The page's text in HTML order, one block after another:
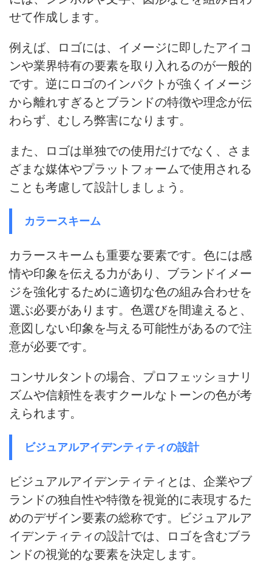
せて作成します。
例えば、ロゴには、イメージに即したアイコ
ンや業界特有の要素を取り入れるのが一般的
です。 逆にロゴのインパクトが強くイメージ
から離れすぎるとブランドの特徴や理念が伝
わらず、むしろ弊害になります。
また、ロゴは単独での使用だけでなく、さま
ざまな媒体やプラットフォームで使用される
ことも考慮して設計しましょう。
カラースキーム
カラースキームも重要な要素です。 色には感
情や印象を伝える力があり、ブランドイメー
ジを強化するために適切な色の組み合わせを
選ぶ必要があります。 色選びを間違えると、
意図しない印象を与える可能性があるので注
意が必要です。
コンサルタントの場合、プロフェッショナリ
ズムや信頼性を表すクールなトーンの色が考
えられます。
ビジュアルアイデンティティの設計
ビジュアルアイデンティティとは、企業やブ
ランドの独自性や特徴を視覚的に表現するた
めのデザイン要素の総称です。ビジュアルア
イデンティティの設計では、ロゴを含むブラ
ンドの視覚的な要素を決定します。